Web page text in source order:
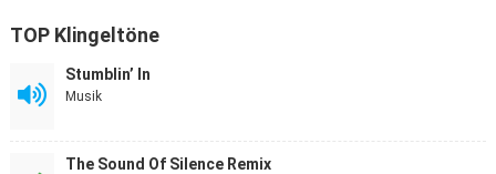
TOP Klingeltöne
Stumblin’ In
Musik
The Sound Of Silence Remix